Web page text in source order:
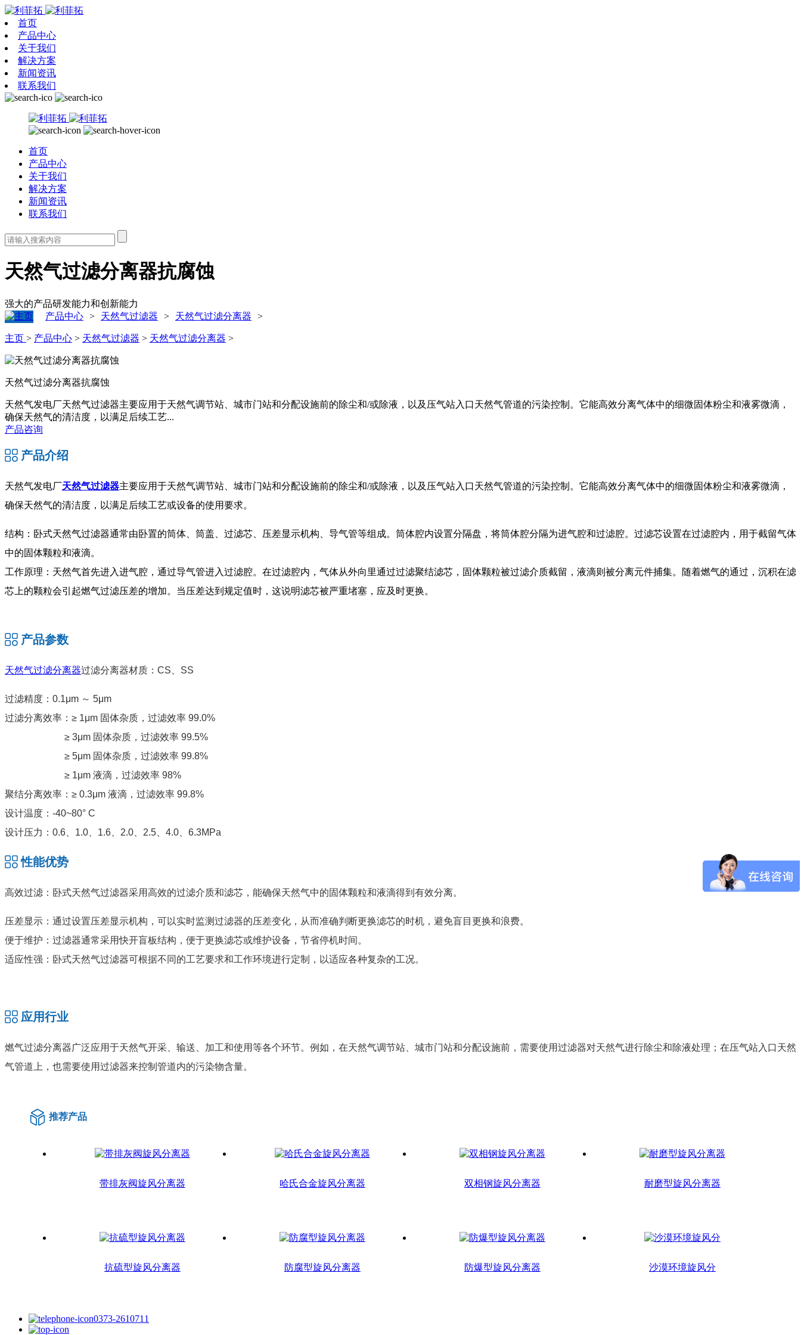
首页
产品中心
关于我们
解决方案
新闻资讯
联系我们
首页
产品中心
关于我们
解决方案
新闻资讯
联系我们
天然气过滤分离器抗腐蚀
强大的产品研发能力和创新能力
产品中心 > 天然气过滤器 > 天然气过滤分离器 >
主页 > 产品中心 > 天然气过滤器 > 天然气过滤分离器 >
天然气过滤分离器抗腐蚀
天然气发电厂天然气过滤器主要应用于天然气调节站、城市门站和分配设施前的除尘和/或除液，以及压气站入口天然气管道的污染控制。它能高效分离气体中的细微固体粉尘和液雾微滴，
确保天然气的清洁度，以满足后续工艺...
产品咨询
产品介绍
天然气发电厂 天然气过滤器主要应用于天然气调节站、城市门站和分配设施前的除尘和/或除液，以及压气站入口天然气管道的污染控制。它能高效分离气体中的细微固体粉尘和液雾微滴，
确保天然气的清洁度，以满足后续工艺或设备的使用要求。
结构：卧式天然气过滤器通常由卧置的筒体、筒盖、过滤芯、压差显示机构、导气管等组成。筒体腔内设置分隔盘，将筒体腔分隔为进气腔和过滤腔。过滤芯设置在过滤腔内，用于截留气体
中的固体颗粒和液滴。
工作原理：天然气首先进入进气腔，通过导气管进入过滤腔。在过滤腔内，气体从外向里通过过滤聚结滤芯，固体颗粒被过滤介质截留，液滴则被分离元件捕集。随着燃气的通过，沉积在滤
芯上的颗粒会引起燃气过滤压差的增加。当压差达到规定值时，这说明滤芯被严重堵塞，应及时更换。
产品参数
天然气过滤分离器过滤分离器材质：CS、SS
过滤精度：0.1μm ～ 5μm
过滤分离效率：≥ 1μm 固体杂质，过滤效率 99.0%
≥ 3μm 固体杂质，过滤效率 99.5%
≥ 5μm 固体杂质，过滤效率 99.8%
≥ 1μm 液滴，过滤效率 98%
聚结分离效率：≥ 0.3μm 液滴，过滤效率 99.8%
设计温度：-40~80° C
设计压力：0.6、1.0、1.6、2.0、2.5、4.0、6.3MPa
性能优势
高效过滤：卧式天然气过滤器采用高效的过滤介质和滤芯，能确保天然气中的固体颗粒和液滴得到有效分离。
压差显示：通过设置压差显示机构，可以实时监测过滤器的压差变化，从而准确判断更换滤芯的时机，避免盲目更换和浪费。
便于维护：过滤器通常采用快开盲板结构，便于更换滤芯或维护设备，节省停机时间。
适应性强：卧式天然气过滤器可根据不同的工艺要求和工作环境进行定制，以适应各种复杂的工况。
应用行业
燃气过滤分离器广泛应用于天然气开采、输送、加工和使用等各个环节。例如，在天然气调节站、城市门站和分配设施前，需要使用过滤器对天然气进行除尘和除液处理；在压气站入口天然
气管道上，也需要使用过滤器来控制管道内的污染物含量。
推荐产品
带排灰阀旋风分离器 哈氏合金旋风分离器 双相钢旋风分离器 耐磨型旋风分离器
抗硫型旋风分离器 防腐型旋风分离器 防爆型旋风分离器 沙漠环境旋风分
0373-2610711